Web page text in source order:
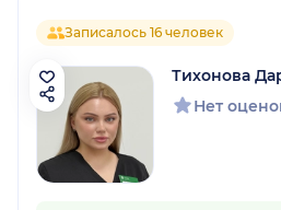
Записалось 16 человек
Тихонова
Нет